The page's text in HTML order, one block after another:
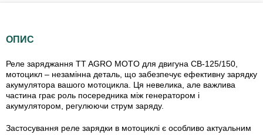
ОПИС
Реле заряджання TT AGRO MOTO для двигуна СВ-125/150,
мотоцикл – незамінна деталь, що забезпечує ефективну зарядку
акумулятора вашого мотоцикла. Ця невелика, але важлива
частина грає роль посередника між генератором і
акумулятором, регулюючи струм заряду.
Застосування реле зарядки в мотоциклі є особливо актуальним